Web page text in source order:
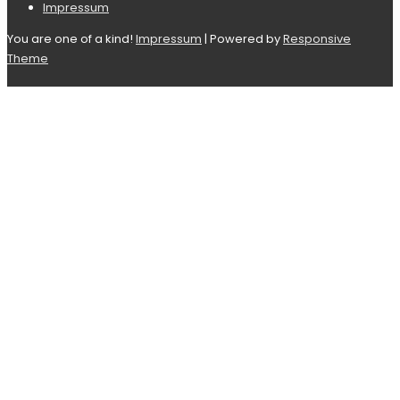
Menü
Impressum
You are one of a kind! Impressum | Powered byResponsive
Theme